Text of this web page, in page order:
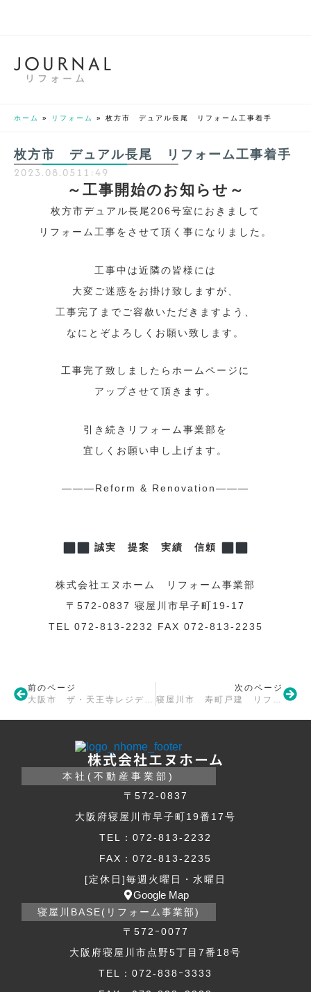
JOU RNAL
リフォーム
ホーム » リフォーム » 枚方市 デュアル長尾 リフォーム工事着手
枚方市 デュアル長尾 リフォーム工事着手
2023.08.05 11:49
～工事開始のお知らせ～
枚方市デュアル長尾206号室におきまして
リフォーム工事をさせて頂く事になりました。
工事中は近隣の皆様には
大変ご迷惑をお掛け致しますが、
工事完了までご容赦いただきますよう、
なにとぞよろしくお願い致します。
工事完了致しましたらホームページに
アップさせて頂きます。
引き続きリフォーム事業部を
宜しくお願い申し上げます。
———Reform & Renovation———
誠実 提案 実績 信頼
株式会社エヌホーム リフォーム事業部
〒572-0837 寝屋川市早子町19-17
TEL 072-813-2232 FAX 072-813-2235
前のページ
次のページ
株式会社エヌホーム
本社(不動産事業部)
〒572-0837
大阪府寝屋川市早子町19番17号
TEL：072-813-2232
FAX：072-813-2235
[定休日]毎週火曜日・水曜日
Google Map
寝屋川BASE(リフォーム事業部)
〒572ｰ0077
大阪府寝屋川市点野5丁目7番18号
TEL：072-838ｰ3333